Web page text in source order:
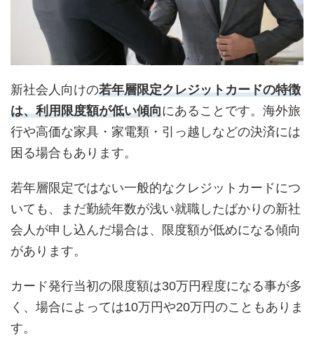
新社会人向けの若年層限定クレジットカードの特徴
は、利用限度額が低い傾向にあることです。海外旅
行や高価な家具・家電類・引っ越しなどの決済には
困る場合もあります。
若年層限定ではない一般的なクレジットカードにつ
いても、まだ勤続年数が浅い就職したばかりの新社
会人が申し込んだ場合は、限度額が低めになる傾向
があります。
カード発行当初の限度額は30万円程度になる事が多
く、場合によっては10万円や20万円のこともありま
す。